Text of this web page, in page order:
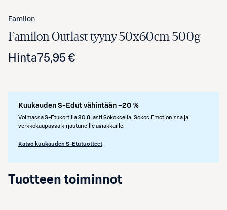
Familon
Familon Outlast tyyny 50x60cm 500g
Hinta75,95 €
Kuukauden S-Edut vähintään –20 %
Voimassa S-Etukortilla 30.8. asti Sokoksella, Sokos Emotionissa ja
verkkokaupassa kirjautuneille asiakkaille.
Katso kuukauden S-Etutuotteet
Tuotteen toiminnot